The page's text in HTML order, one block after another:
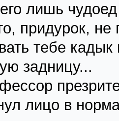
лишь
придурок,
тебе кадык
задницу...
лицо в